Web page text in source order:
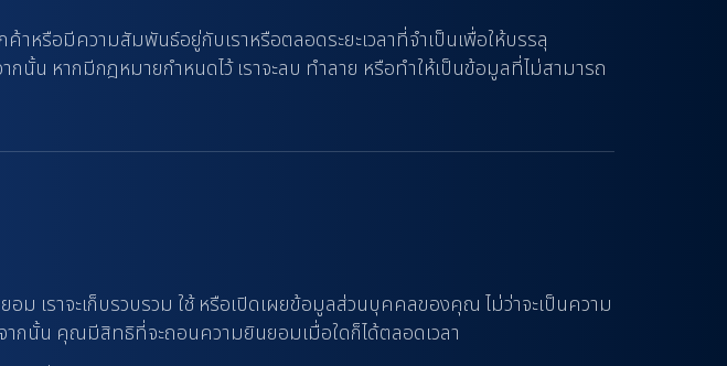
าหรือมีความสัมพันธ์อยู่กับเราหรือตลอดระยะเวลาที่จำเป็นเพื่อให้บรรลุ
นั้น หากมีกฎหมายกำหนดไว้ เราจะลบ ทำลาย หรือทำให้เป็นข้อมูลที่ไม่สามารถ
ม เราจะเก็บรวบรวม ใช้ หรือเปิดเผยข้อมูลส่วนบุคคลของคุณ ไม่ว่าจะเป็นความ
นั้น คุณมีสิทธิที่จะถอนความยินยอมเมื่อใดก็ได้ตลอดเวลา